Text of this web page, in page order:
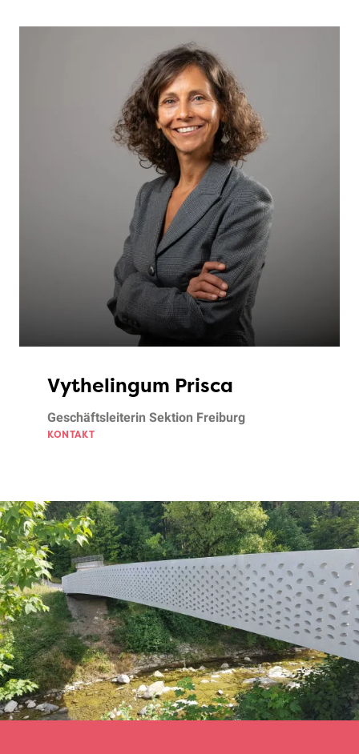
Vythelingum Prisca
Geschäftsleiterin Sektion Freiburg
KONTAKT